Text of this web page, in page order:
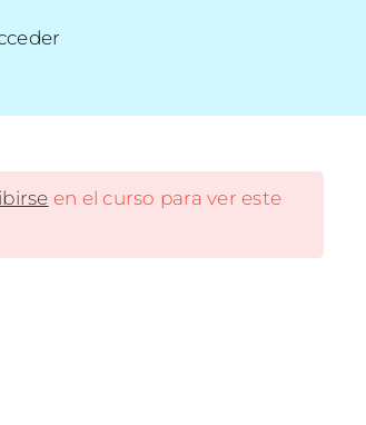
en el curso para ver este